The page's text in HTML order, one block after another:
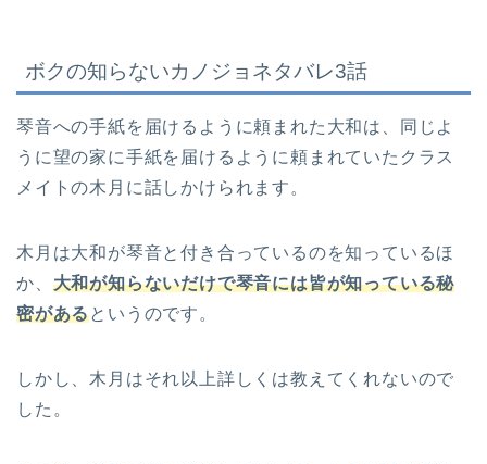
ボクの知らないカノジョネタバレ3話
琴音への手紙を届けるように頼まれた大和は、同じよ
うに望の家に手紙を届けるように頼まれていたクラス
メイトの木月に話しかけられます。
木月は大和が琴音と付き合っているのを知っているほ
か、 大和が知らないだけで琴音には皆が知っている秘
密があるというのです。
しかし、木月はそれ以上詳しくは教えてくれないので
した。